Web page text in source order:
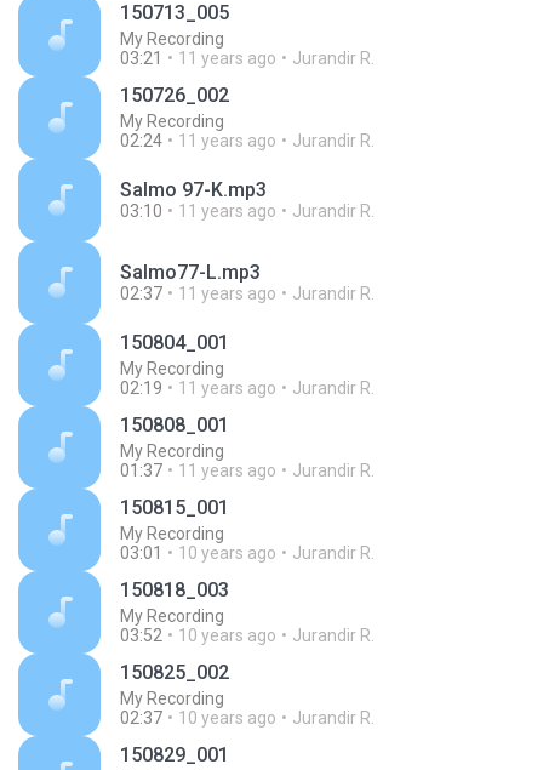
150713_005
My Recording
03:21
11 years ago Jurandir R.
150726_002
My Recording
02:24
11 years ago Jurandir R.
Salmo 97-K.mp3
03:10 11 years ago Jurandir R.
Salmo77-L.mp3
02:37 11 years ago Jurandir R.
150804_001
My Recording
02:19
11 years ago Jurandir R.
150808_001
My Recording
01:37
11 years ago Jurandir R.
150815_001
My Recording
03:01
10 years ago Jurandir R.
150818_003
My Recording
03:52
10 years ago Jurandir R.
150825_002
My Recording
02:37
10 years ago Jurandir R.
150829_001